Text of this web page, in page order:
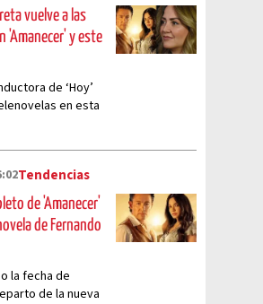
vuelve a las
'Amanecer' y este
de ‘Hoy’
en esta
Tendencias
de 'Amanecer'
de Fernando
la fecha de
de la nueva